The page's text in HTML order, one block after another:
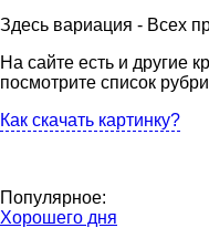
Здесь вариация - Всех
На сайте есть и другие
посмотрите список
Как скачать картинку?
Популярное:
Хорошего дня